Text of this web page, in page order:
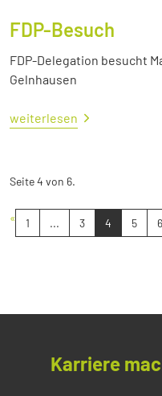
FDP-Besuch
FDP-Delegation besucht
Gelnhausen
weiterlesen
Seite 4 von 6.
« 1 ... 3 4 5 6
Karriere